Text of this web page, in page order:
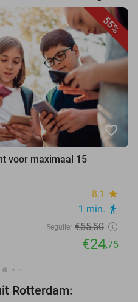
55%
favorite_border
voor maximaal 15
8.1 star
1 min. directions_walk
Regulier €55,50
€24,75
Rotterdam: